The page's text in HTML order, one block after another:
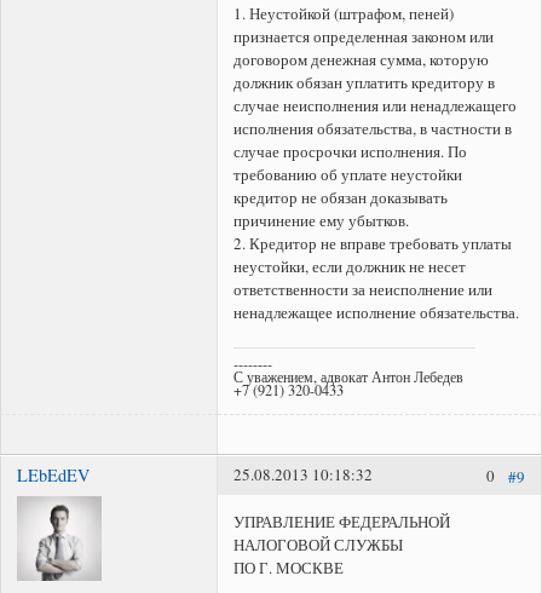
1. Неустойкой (штрафом, пеней)
признается определенная законом или
договором денежная сумма, которую
должник обязан уплатить кредитору в
случае неисполнения или ненадлежащего
исполнения обязательства, в частности в
случае просрочки исполнения. По
требованию об уплате неустойки
кредитор не обязан доказывать
причинение ему убытков.
2. Кредитор не вправе требовать уплаты
неустойки, если должник не несет
ответственности за неисполнение или
ненадлежащее исполнение обязательства.
--------
С уважением, адвокат Антон Лебедев
+7 (921) 320-0433
LEbEdEV #9
0
25.08.2013 10:18:32
УПРАВЛЕНИЕ ФЕДЕРАЛЬНОЙ
НАЛОГОВОЙ СЛУЖБЫ
ПО Г. МОСКВЕ